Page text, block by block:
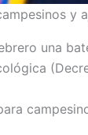
y
una